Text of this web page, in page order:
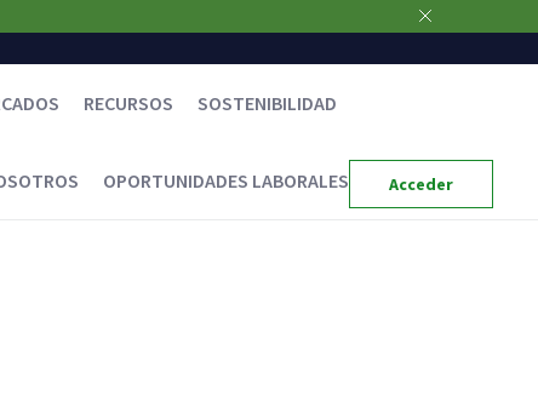
RECURSOS SOSTENIBILIDAD
OPORTUNIDADES LABORALES Acceder